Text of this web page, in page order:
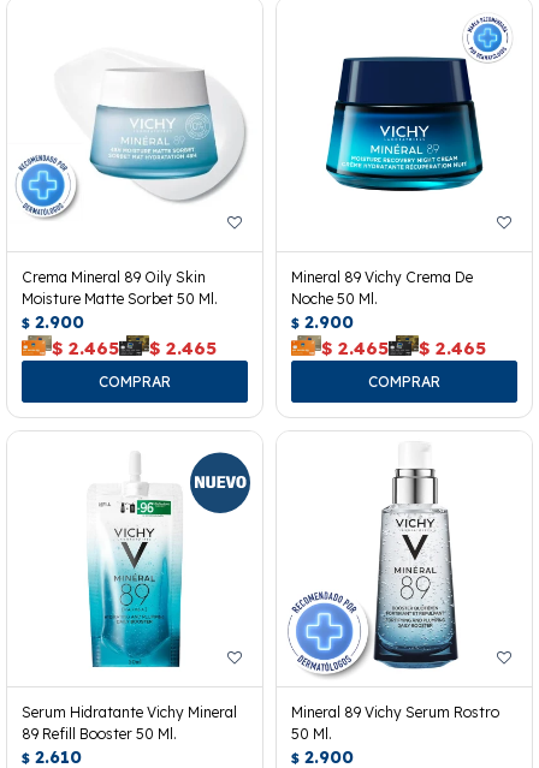
Crema Mineral 89 Oily Skin
Moisture Matte Sorbet 50 Ml.
$ 2.900
$ 2.465 $ 2.465
Mineral 89 Vichy Crema De
Noche 50 Ml.
$ 2.900
$ 2.465 $ 2.465
Serum Hidratante Vichy Mineral
89 Refill Booster 50 Ml.
$ 2.610
Mineral 89 Vichy Serum Rostro
50 Ml.
$ 2.900